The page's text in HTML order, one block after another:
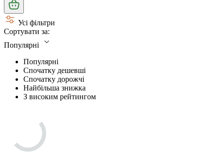
Усі фільтри
Сортувати за:
Популярні
Популярні
Спочатку дешевші
Спочатку дорожчі
Найбільша знижка
З високим рейтингом